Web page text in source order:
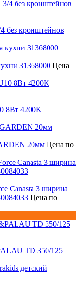
без кронштейнов
31368000 Цена
8Вт 4200K
20мм Цена по
Canasta 3 ширина
Цена по
TD 350/125